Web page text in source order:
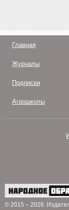
Главная
Журналы
Подписки
Агрошколы
© 2015 – 2026.